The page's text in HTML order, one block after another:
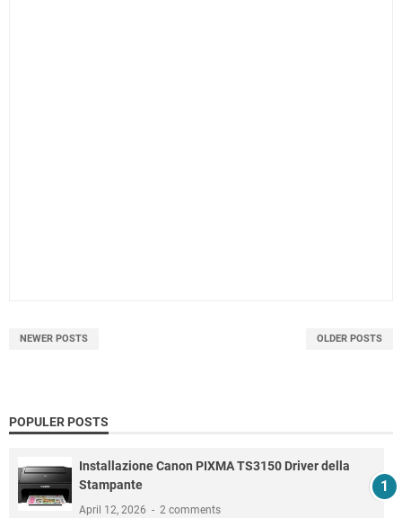
NEWER POSTS OLDER POSTS
POPULER POSTS
Installazione Canon PIXMA TS3150 Driver della
Stampante
April 12, 2026 2 comments